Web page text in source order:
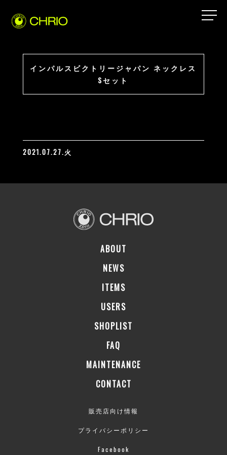
インパルスビクトリージャパン ネックレス
Sセット
2021.07.27.火
ABOUT
NEWS
ITEMS
USERS
SHOPLIST
FAQ
MAINTENANCE
CONTACT
販売店向け情報
プライバシーポリシー
Facebook